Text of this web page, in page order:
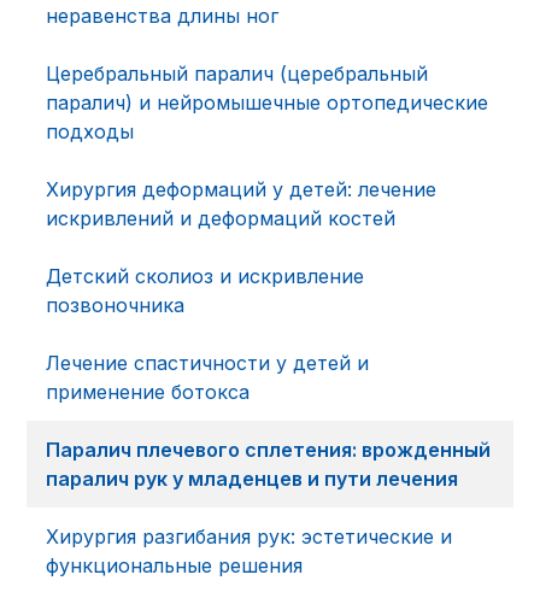
неравенства длины ног
Церебральный паралич (церебральный
паралич) и нейромышечные ортопедические
подходы
Хирургия деформаций у детей: лечение
искривлений и деформаций костей
Детский сколиоз и искривление
позвоночника
Лечение спастичности у детей и
применение ботокса
Паралич плечевого сплетения: врожденный
паралич рук у младенцев и пути лечения
Хирургия разгибания рук: эстетические и
функциональные решения